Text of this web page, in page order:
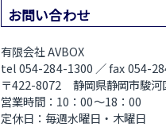
お問い合わせ
有限会社 AVBOX
tel 054-284-1300 ／ fax 054-
〒422-8072 静岡県静岡市駿河
営業時間：10：00～18：00
定休日：毎週水曜日・木曜日